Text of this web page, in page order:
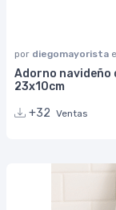
por diegomayorista
Adorno navideño
23x10cm
+32 Ventas